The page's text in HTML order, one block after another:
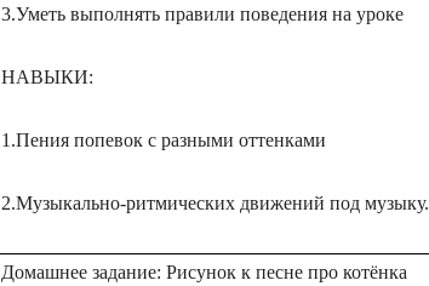
3.Уметь выполнять правили поведения на уроке
НАВЫКИ:
1.Пения попевок с разными оттенками
2.Музыкально-ритмических движений под музыку.
Домашнее задание: Рисунок к песне про котёнка